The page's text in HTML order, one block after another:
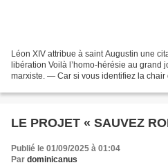
Léon XIV attribue à saint Augustin une
libération Voilà l’homo-hérésie au grand
marxiste. — Car si vous identifiez la chair
LE PROJET « SAUVEZ
Publié le 01/09/2025 à 01:04
Par dominicanus